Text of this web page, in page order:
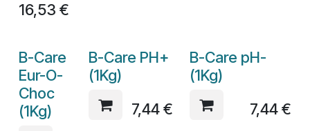
16,53 €
B-Care
Eur-O-
Choc
(1Kg)
B-Care PH+
(1Kg)
7,44€
B-Care pH-
(1Kg)
7,44€